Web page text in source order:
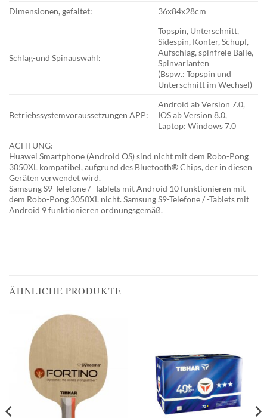
Dimensionen, gefaltet:
36x84x28cm
Schlag-und Spinauswahl:
Topspin, Unterschnitt,
Sidespin, Konter, Schupf,
Aufschlag, spinfreie Bälle,
Spinvarianten
(Bspw.: Topspin und
Unterschnitt im Wechsel)
Betriebssystemvoraussetzungen APP:
Android ab Version 7.0,
IOS ab Version 8.0,
Laptop: Windows 7.0
ACHTUNG:
Huawei Smartphone (Android OS) sind nicht mit dem Robo-Pong
3050XL kompatibel, aufgrund des Bluetooth® Chips, der in diesen
Geräten verwendet wird.
Samsung S9-Telefone / -Tablets mit Android 10 funktionieren mit
dem Robo-Pong 3050XL nicht. Samsung S9-Telefone / -Tablets mit
Android 9 funktionieren ordnungsgemäß.
ÄHNLICHE PRODUKTE